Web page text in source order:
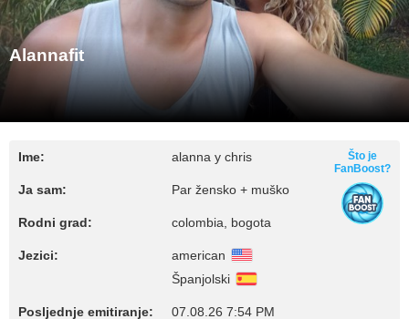
Alannafit
Ime: alanna y chris
Ja sam: Par žensko + muško
Rodni grad: colombia, bogota
Jezici:
american
Španjolski
Posljednje emitiranje: 07.08.26 7:54 PM
Što je
FanBoost?